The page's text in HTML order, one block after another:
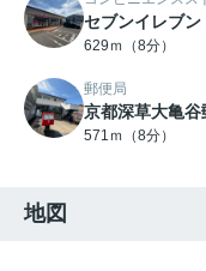
セブンイレブ
629ｍ（8分）
郵便局
京都深草大亀谷
571ｍ（8分）
地図